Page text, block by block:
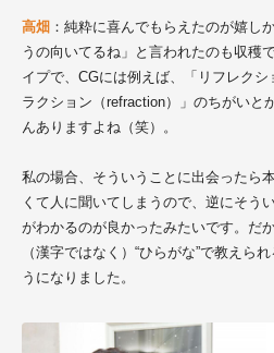
高畑 ：純粋に喜んでもらえたのが嬉し
うの向いてるね」と言われたのも収穫
イプで、CGには例えば、「リフレク
ラクション（refraction）」のちがいと
んありますよね（笑）。
私の場合、そういうことに出会ったら
くて人に聞いてしまうので、逆にそう
がわかるのが良かったみたいです。だ
（漢字ではなく）“ひらがな”で教えら
うになりました。